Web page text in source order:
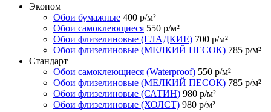
Эконом
Обои бумажные 400 р/м²
Обои самоклеющиеся 550 р/м²
Обои флизелиновые (ГЛАДКИЕ) 700 р/м²
Обои флизелиновые (МЕЛКИЙ ПЕСОК) 785 р/м²
Стандарт
Обои самоклеющиеся (Waterproof) 550 р/м²
Обои флизелиновые (МЕЛКИЙ ПЕСОК) 785 р/м²
Обои флизелиновые (САТИН) 980 р/м²
Обои флизелиновые (ХОЛСТ) 980 р/м²